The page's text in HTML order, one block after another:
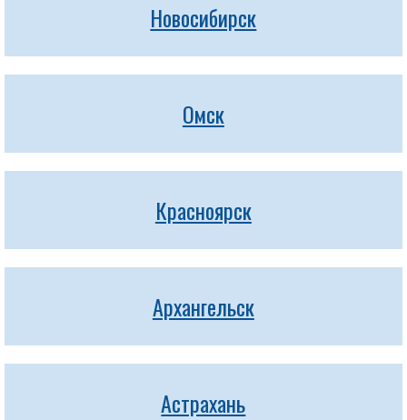
Новосибирск
Омск
Красноярск
Архангельск
Астрахань